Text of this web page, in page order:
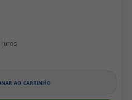
AO CARRINHO